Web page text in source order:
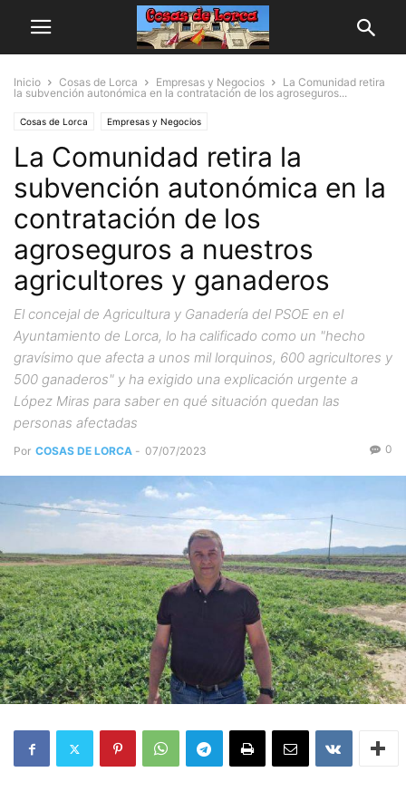
Inicio Cosas de Lorca Empresas y Negocios
La Comunidad retira
la subvención autonómica en la contratación de los agroseguros...
Cosas de Lorca Empresas y Negocios
La Comunidad retira la
subvención autonómica en la
contratación de los
agroseguros a nuestros
agricultores y ganaderos
El concejal de Agricultura y Ganadería del PSOE en el
Ayuntamiento de Lorca, lo ha calificado como un "hecho
gravísimo que afecta a unos mil lorquinos, 600 agricultores y
500 ganaderos" y ha exigido una explicación urgente a
López Miras para saber en qué situación quedan las
personas afectadas
Por COSAS DE LORCA - 07/07/2023 0